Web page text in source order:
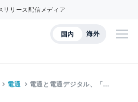
リリース配信メディア
国内 海外
電通 電通と電通デジタル、「…